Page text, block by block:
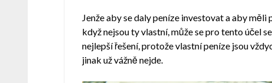
Jenže aby se daly peníze investovat a aby
když nejsou ty vlastní, může se pro tento účel
nejlepší řešení, protože vlastní peníze jsou
jinak už vážně nejde.